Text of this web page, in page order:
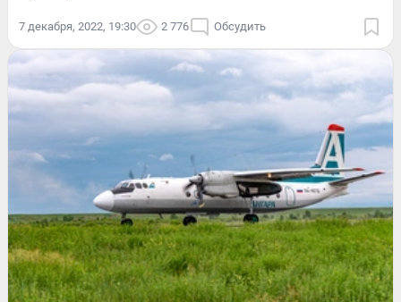
7 декабря, 2022, 19:30 2 776 Обсудить